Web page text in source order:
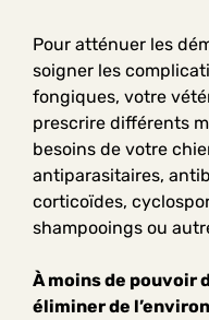
Pour atténuer les
soigner les
fongiques, votre
prescrire différents
besoins de votre
antiparasitaires,
corticoïdes,
shampooings ou
À moins de pouvoir
éliminer de